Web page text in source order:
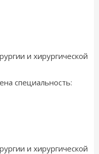
и хирургической
специальность:
и хирургической